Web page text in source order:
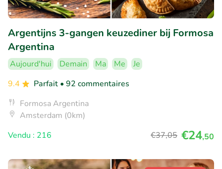
Argentijns 3-gangen keuzediner bij Formosa
Argentina
Aujourd'hui Demain Ma Me
Je
9.4
Parfait • 92 commentaires
Formosa Argentina
Amsterdam (0km)
Vendu : 216
€37,05 €24,50